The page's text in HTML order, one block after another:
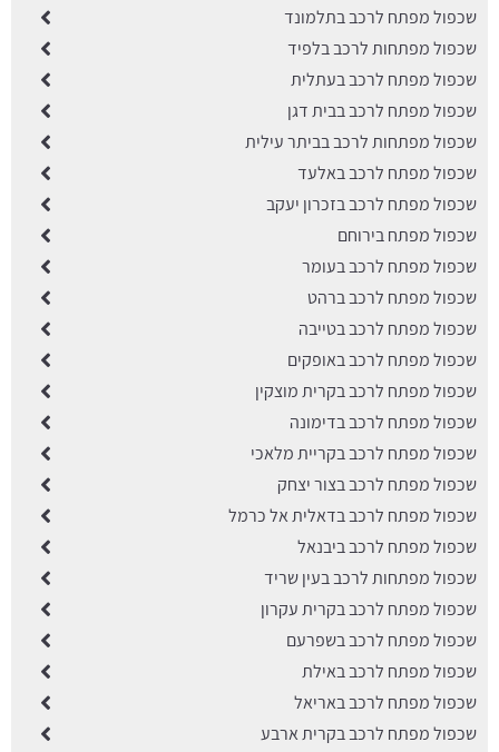
שכפול מפתח לרכב בתלמונד
שכפול מפתחות לרכב בלפיד
שכפול מפתח לרכב בעתלית
שכפול מפתח לרכב בבית דגן
שכפול מפתחות לרכב בביתר עילית
שכפול מפתח לרכב באלעד
שכפול מפתח לרכב בזכרון יעקב
שכפול מפתח בירוחם
שכפול מפתח לרכב בעומר
שכפול מפתח לרכב ברהט
שכפול מפתח לרכב בטייבה
שכפול מפתח לרכב באופקים
שכפול מפתח לרכב בקרית מוצקין
שכפול מפתח לרכב בדימונה
שכפול מפתח לרכב בקריית מלאכי
שכפול מפתח לרכב בצור יצחק
שכפול מפתח לרכב בדאלית אל כרמל
שכפול מפתח לרכב ביבנאל
שכפול מפתחות לרכב בעין שריד
שכפול מפתח לרכב בקרית עקרון
שכפול מפתח לרכב בשפרעם
שכפול מפתח לרכב באילת
שכפול מפתח לרכב באריאל
שכפול מפתח לרכב בקרית ארבע